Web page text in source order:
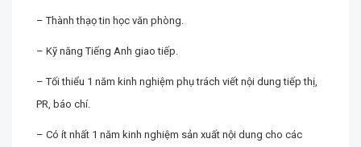
– Thành thạọ tin học văn phòng.
– Kỹ năng Tiếng Anh giao tiếp.
– Tối thiểu 1 năm kinh nghiệm phụ trách viết nội dung tiếp thị,
PR, báo chí.
– Có ít nhất 1 năm kinh nghiệm sản xuất nội dung cho các